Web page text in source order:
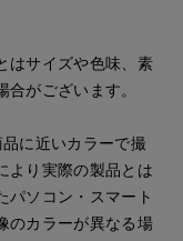
はサイズや色味、素
がございます。
に近いカラーで撮
より実際の製品とは
パソコン・スマート
のカラーが異なる場